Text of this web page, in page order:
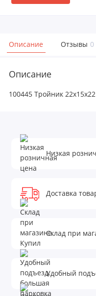
Описание Отзывы 0
Описание
100445 Тройник 22х15х22
Низкая
Доставка
Склад при
Удобный